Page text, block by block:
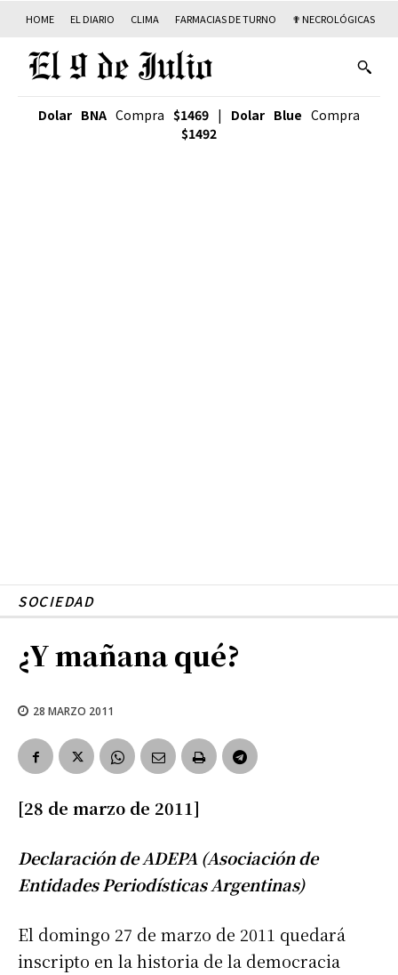
HOME EL DIARIO CLIMA FARMACIAS DE TURNO ✟ NECROLÓGICAS
Dolar BNA Compra $1469 | Dolar Blue Compra
$1492
SOCIEDAD
¿Y mañana qué?
28 MARZO 2011
[28 de marzo de 2011]
Declaración de ADEPA (Asociación de
Entidades Periodísticas Argentinas)
El domingo 27 de marzo de 2011 quedará
inscripto en la historia de la democracia